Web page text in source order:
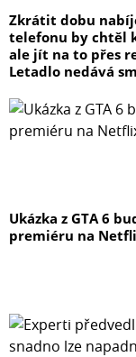
Zkrátit dobu
telefonu by chtěl
ale jít na to přes
Letadlo nedává
Ukázka z GTA 6
premiéru na